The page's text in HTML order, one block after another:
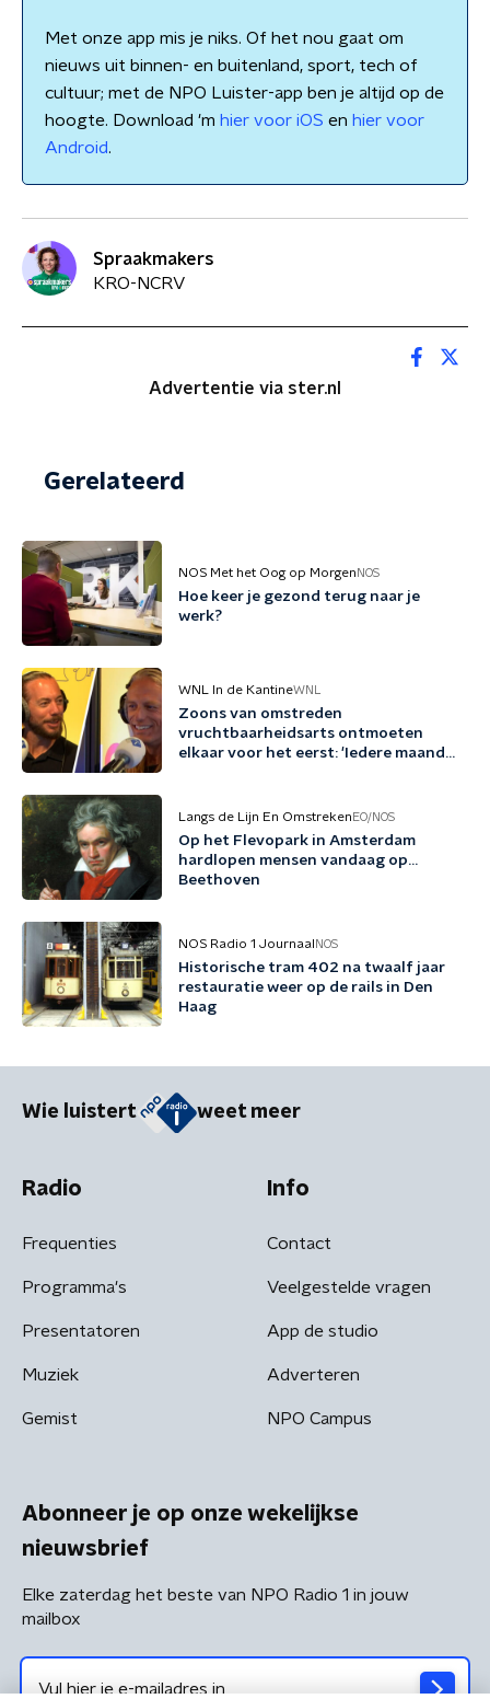
Met onze app mis je niks. Of het nou gaat om
nieuws uit binnen- en buitenland, sport, tech of
cultuur; met de NPO Luister-app ben je altijd op de
hoogte. Download 'm hier voor iOS en hier voor
Android.
Spraakmakers
KRO-NCRV
Advertentie via ster.nl
Gerelateerd
NOS Met het Oog op Morgen NOS
Hoe keer je gezond terug naar je
werk?
WNL In de KantineWNL
Zoons van omstreden
vruchtbaarheidsarts ontmoeten
elkaar voor het eerst: 'Iedere maand
Langs de Lijn En Omstreken EO/NOS
Op het Flevopark in Amsterdam
hardlopen mensen vandaag op…
Beethoven
NOS Radio 1 Journaal NOS
Historische tram 402 na twaalf jaar
restauratie weer op de rails in Den
Haag
Wie luistert weet meer
Radio
Frequenties
Programma's
Presentatoren
Muziek
Gemist
Info
Contact
Veelgestelde vragen
App de studio
Adverteren
NPO Campus
Abonneer je op onze wekelijkse
nieuwsbrief
Elke zaterdag het beste van NPO Radio 1 in jouw
mailbox